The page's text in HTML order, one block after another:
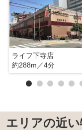
ライフ下寺店
約288m／4分
エリアの近